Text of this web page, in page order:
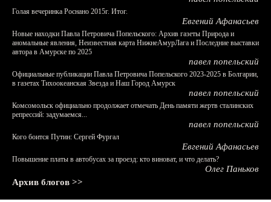
Голая вечеринка Роснано 2015г. Итог.
Евгений Афанасьев
Новые находки Павла Петровича Попельского: Архив газеты Природа и
аномальные явления, Неизвестная карта НижнеАмурЛага и Последние выставки
автора в Амурске по 2025
павел попельский
Официальные публикации Павла Петровича Попельского 2023-2025 в Болгарии,
в газетах Тихоокеанская Звезда и Наш Город Амурск
павел попельский
Комсомольск официально продолжает отмечать День памяти жертв сталинских
репрессий: задумаемся...
павел попельский
Кого боится Путин: Сергей Фургал
Евгений Афанасьев
Повышение платы в автобусах за проезд: кто виноват, и что делать?
Олег Паньков
Архив блогов >>